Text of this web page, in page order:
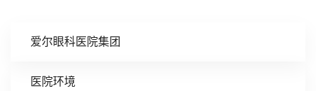
爱尔眼科医院集团
医院环境